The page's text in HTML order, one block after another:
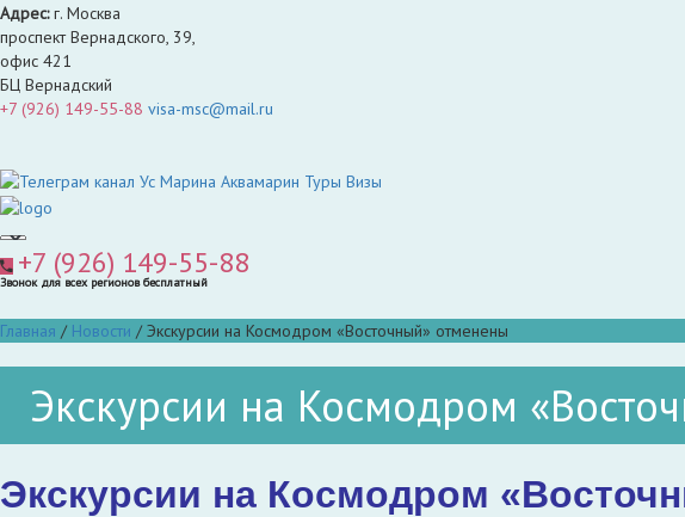
Адрес:г. Москва
проспект Вернадского, 39,
офис 421
БЦ Вернадский
+7 (926) 149-55-88 visa-msc@mail.ru
+7 (926) 149-55-88
Звонок для всех регионов бесплатный
Главная / Новости / Экскурсии на Космодром «Восточный» отменены
Экскурсии на Космодром
Экскурсии на Космодром